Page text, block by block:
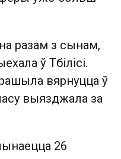
разам з сынам,
ў Тбілісі.
вярнуцца ў
выязджала за
26